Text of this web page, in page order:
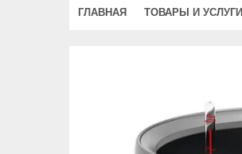
ГЛАВНАЯ ТОВАРЫ И УСЛУГИ